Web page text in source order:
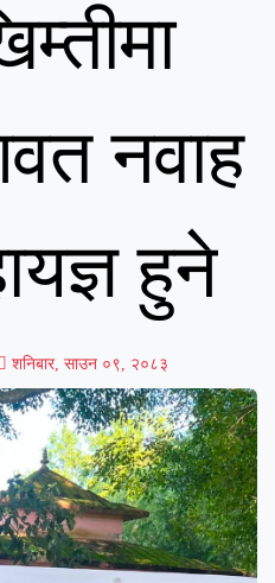
नवाह
हुने
शनिबार, साउन ०९, २०८३